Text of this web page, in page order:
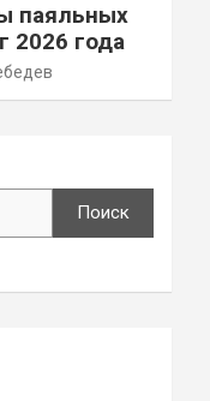
паяльных
2026 года
Поиск